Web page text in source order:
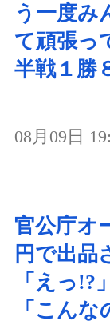
う一度み
て頑張っ
半戦１勝
08月09日
官公庁オ
円で出
「えっ
「こん